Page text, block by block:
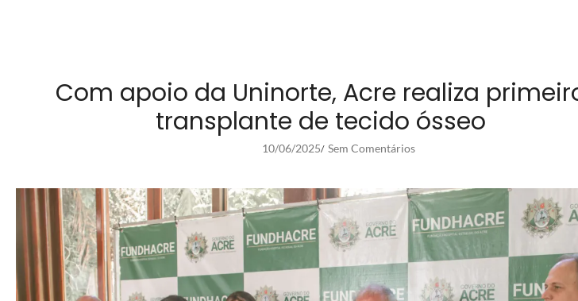
Com apoio da Uninorte, Acre realiza
transplante de tecido ósseo
10/06/2025/ Sem Comentários